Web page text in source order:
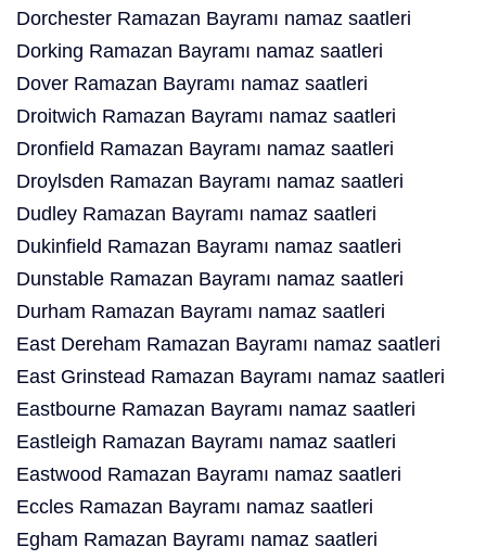
Dorchester Ramazan Bayramı namaz saatleri
Dorking Ramazan Bayramı namaz saatleri
Dover Ramazan Bayramı namaz saatleri
Droitwich Ramazan Bayramı namaz saatleri
Dronfield Ramazan Bayramı namaz saatleri
Droylsden Ramazan Bayramı namaz saatleri
Dudley Ramazan Bayramı namaz saatleri
Dukinfield Ramazan Bayramı namaz saatleri
Dunstable Ramazan Bayramı namaz saatleri
Durham Ramazan Bayramı namaz saatleri
East Dereham Ramazan Bayramı namaz saatleri
East Grinstead Ramazan Bayramı namaz saatleri
Eastbourne Ramazan Bayramı namaz saatleri
Eastleigh Ramazan Bayramı namaz saatleri
Eastwood Ramazan Bayramı namaz saatleri
Eccles Ramazan Bayramı namaz saatleri
Egham Ramazan Bayramı namaz saatleri